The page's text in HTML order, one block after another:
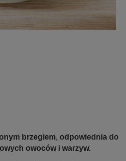
brzegiem, odpowiednia do
owoców i warzyw.